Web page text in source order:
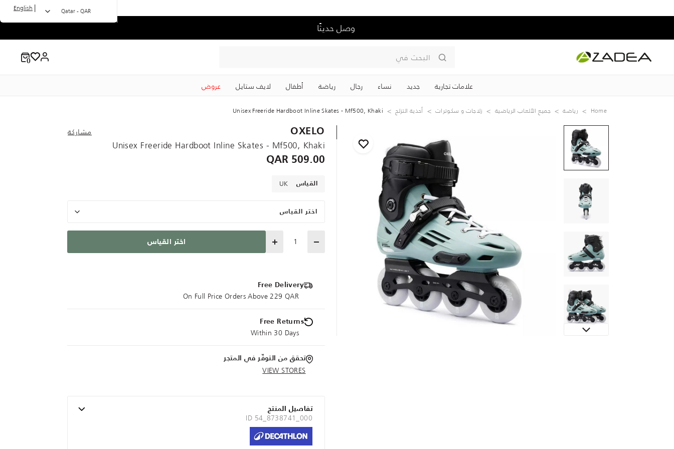
وصل حديثًا
البحث في
علامات تجارية جديد نساء رجال رياضة ‏أطفال لايف ستايل عروض
Qatar - QAR
|
English
Home رياضة جميع الألعاب الرياضية زلاجات و سكوترات أحذية التزلج Unisex Freeride Hardboot Inline Skates - Mf500, Khaki
OXELO مشاركة
Unisex Freeride Hardboot Inline Skates - Mf500, Khaki
509.00 QAR
القياس UK
اختر القياس
Quantity اختر القياس
Free Delivery
On Full Price Orders Above 229 QAR
Free Returns
Within 30 Days
تحقق من التوفّر في المتجر
VIEW STORES
تفاصيل المنتج
ID 54_8738741_000